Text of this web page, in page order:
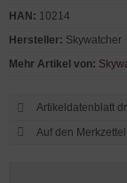
HAN: 10214
Hersteller: Skywatcher
Mehr Artikel von:
Artikeldatenblatt